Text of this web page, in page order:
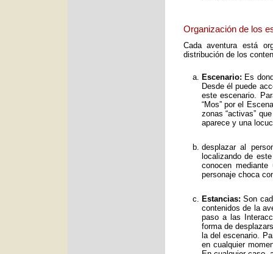
Organización de los
Cada aventura está
distribución de los
Escenario: Es
Desde él puede
este escenario.
“Mos” por el
zonas “activas”
aparece y una
desplazar al
localizando de
conocen
personaje choca
Estancias: Son
contenidos de la
paso a las
forma de
la del escenario.
en cualquier